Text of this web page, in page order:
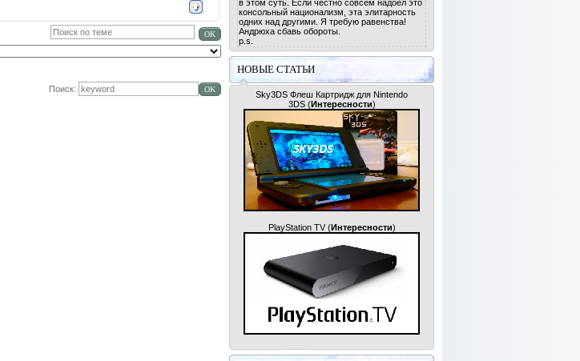
Поиск:
в этом суть. Если честно совсем надоел это
консольный национализм, эта элитарность
одних над другими. Я требую равенства!
Андрюха сбавь обороты.
p.s.
НОВЫЕ СТАТЬИ
Sky3DS Флеш Картридж для Nintendo
3DS (Интересности)
PlayStation TV(Интересности)